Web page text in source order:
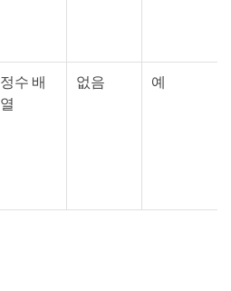
정수 배
열
없음 예